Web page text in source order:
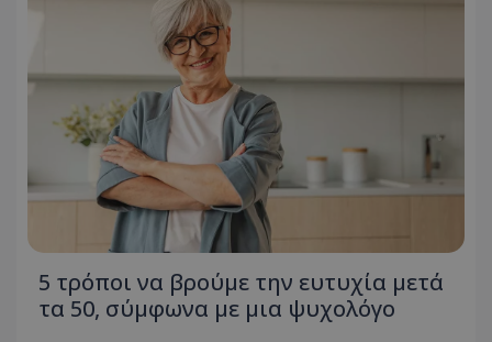
5 τρόποι να βρούμε την ευτυχία μετά
τα 50, σύμφωνα με μια ψυχολόγο
ASP.NET_SessionId
Microsoft Corporation